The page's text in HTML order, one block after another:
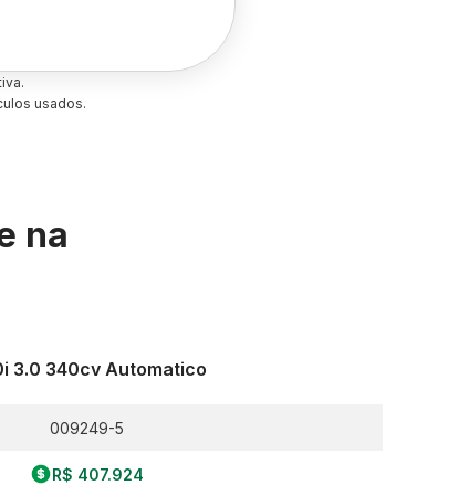
usados.
na
3.0 340cv Automatico
009249-5
R$ 407.924